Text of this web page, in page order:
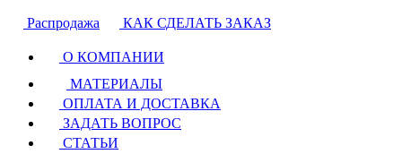
Распродажа КАК СДЕЛАТЬ ЗАКАЗ
О КОМПАНИИ
МАТЕРИАЛЫ
ОПЛАТА И ДОСТАВКА
ЗАДАТЬ ВОПРОС
СТАТЬИ